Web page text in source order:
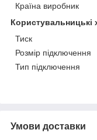
Країна виробник
Користувальницькі
Тиск
Розмір підключення
Тип підключення
Умови доставки